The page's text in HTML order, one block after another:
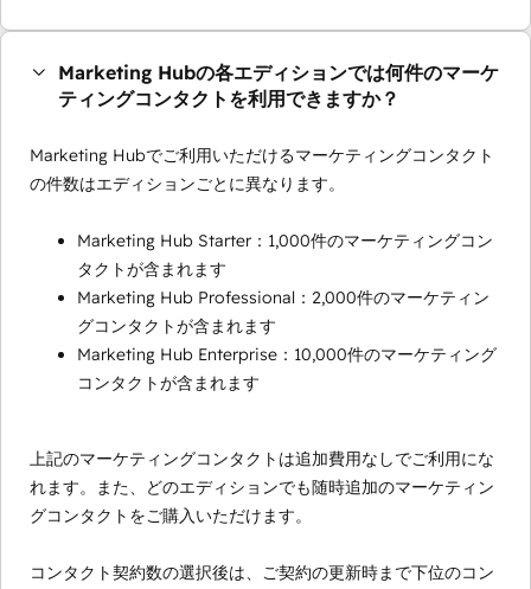
Marketing Hubの各エディションでは何件のマーケ
ティングコンタクトを利用できますか？
Marketing Hubでご利用いただけるマーケティングコンタクト
の件数はエディションごとに異なります。
Marketing Hub Starter：1,000件のマーケティングコン
タクトが含まれます
Marketing Hub Professional：2,000件のマーケティン
グコンタクトが含まれます
Marketing Hub Enterprise：10,000件のマーケティング
コンタクトが含まれます
上記のマーケティングコンタクトは追加費用なしでご利用にな
れます。また、どのエディションでも随時追加のマーケティン
グコンタクトをご購入いただけます。
コンタクト契約数の選択後は、ご契約の更新時まで下位のコン